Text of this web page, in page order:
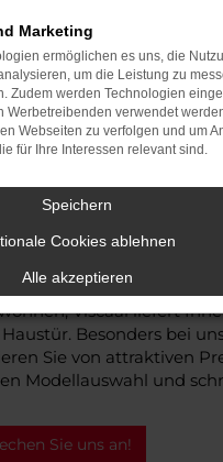
und
nach einem neuen
sparen, ohne Abstriche
zu machen? Dann
AudiEU-Neuwagenund
Als Spezialist für Audi
wir eine vielfältige
Als führender
für Reimporte sind wir
die hochwertige
unkomplizierten
Sie in Deutschland oder
Viscaal liefert
Besonders bei
Sie von attraktiven
Modellauswahl und
Sie uns an!
Marketing
ermöglichen es uns, die
um die Leistung zu
Zudem werden Technologien
Werbetreibenden verwendet
Webseiten zu verfolgen und um
für Ihre Interessen relevant sind.
Speichern
Cookies ablehnen
Alle akzeptieren